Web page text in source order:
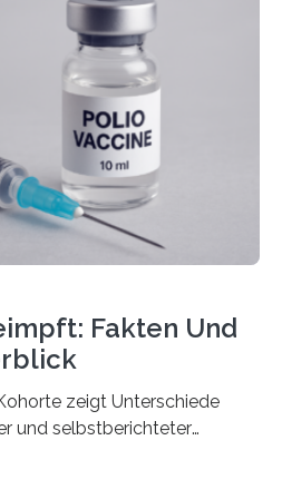
zielgerichtete Therapien, die
angreifen und normales
um Daniel Merk vom
Hirnforschung am
haben eine solche
einer Untergruppe des
Die Wilhelm Sander-
Projekt…
Fakten Und
zeigt Unterschiede
und selbstberichteter
Krankheit, die